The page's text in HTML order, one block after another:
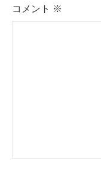
コメント ※